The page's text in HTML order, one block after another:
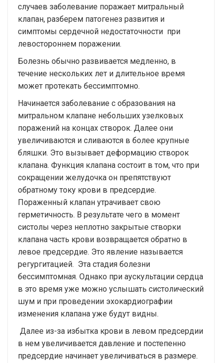
случаев заболевание поражает митральный
клапан, разберем патогенез развития и
симптомы сердечной недостаточности при
левостороннем поражении.
Болезнь обычно развивается медленно, в
течение нескольких лет и длительное время
может протекать бессимптомно.
Начинается заболевание с образования на
митральном клапане небольших узелковых
поражений на концах створок. Далее они
увеличиваются и сливаются в более крупные
бляшки. Это вызывает деформацию створок
клапана. Функция клапана состоит в том, что при
сокращении желудочка он препятствуют
обратному току крови в предсердие.
Пораженный клапан утрачивает свою
герметичность. В результате чего в момент
систолы через неплотно закрытые створки
клапана часть крови возвращается обратно в
левое предсердие. Это явление называется
регургитацией. Эта стадия болезни
бессимптомная. Однако при аускультации сердца
в это время уже можно услышать систолический
шум и при проведении эхокардиографии
изменения клапана уже будут видны.
Далее из-за избытка крови в левом предсердии
в нем увеличивается давление и постепенно
предсердие начинает увеличиваться в размере.